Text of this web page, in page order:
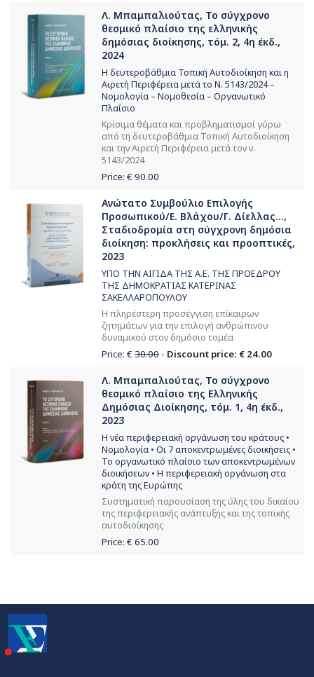
Λ. Μπαμπαλιούτας, Το σύγχρονο
θεσμικό πλαίσιο της ελληνικής
δημόσιας διοίκησης, τόμ. 2, 4η έκδ.,
2024
Η δευτεροβάθμια Τοπική Αυτοδιοίκηση και η
Αιρετή Περιφέρεια μετά το Ν. 5143/2024 –
Νομολογία – Νομοθεσία – Οργανωτικό
Πλαίσιο
Κρίσιμα θέματα και προβληματισμοί γύρω
από τη δευτεροβάθμια Τοπική Αυτοδιοίκηση
και την Αιρετή Περιφέρεια μετά τον ν.
5143/2024
Price: € 90.00
Ανώτατο Συμβούλιο Επιλογής
Προσωπικού/Ε. Βλάχου/Γ. Δίελλας...,
Σταδιοδρομία στη σύγχρονη δημόσια
διοίκηση: προκλήσεις και προοπτικές,
2023
ΥΠΟ ΤΗΝ ΑΙΓΙΔΑ ΤΗΣ Α.Ε. ΤΗΣ ΠΡΟΕΔΡΟΥ
ΤΗΣ ΔΗΜΟΚΡΑΤΙΑΣ ΚΑΤΕΡΙΝΑΣ
ΣΑΚΕΛΛΑΡΟΠΟΥΛΟΥ
Η πληρέστερη προσέγγιση επίκαιρων
ζητημάτων για την επιλογή ανθρώπινου
δυναμικού στον δημόσιο τομέα
Price: € 30.00 - Discount price: € 24.00
Λ. Μπαμπαλιούτας, Το σύγχρονο
θεσμικό πλαίσιο της Ελληνικής
Δημόσιας Διοίκησης, τόμ. 1, 4η έκδ.,
2023
Η νέα περιφερειακή οργάνωση του κράτους •
Νομολογία • Οι 7 αποκεντρωμένες διοικήσεις •
Το οργανωτικό πλαίσιο των αποκεντρωμένων
διοικήσεων • Η περιφερειακή οργάνωση στα
κράτη της Ευρώπης
Συστηματική παρουσίαση της ύλης του δικαίου
της περιφερειακής ανάπτυξης και της τοπικής
αυτοδιοίκησης
Price: € 65.00